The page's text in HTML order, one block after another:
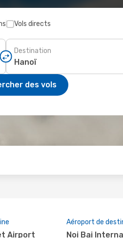
Vols directs
Destination
des vols
Airport
Aéroport de
Noi Bai